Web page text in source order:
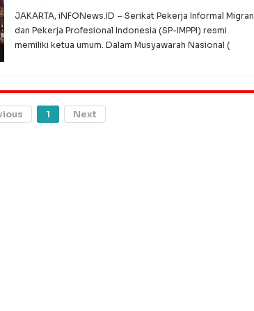
JAKARTA, iNFONews.ID – Serikat Pekerja Informal Migran
dan Pekerja Profesional Indonesia (SP-IMPPI) resmi
memiliki ketua umum. Dalam Musyawarah Nasional (
1 Next